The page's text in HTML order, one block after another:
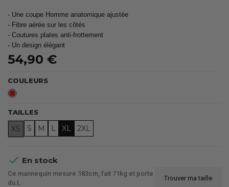
- Une coupe Homme anatomique ajustée
- Fibre aérée sur les côtés
- Coutures plates anti-frottement
- Un design élégant
54,90 €
COULEURS
Rouge
TAILLES
XS S M L XL 2XL
 En stock
Ce mannequin mesure 183cm, fait 71kg et porte
du L
Trouver ma taille